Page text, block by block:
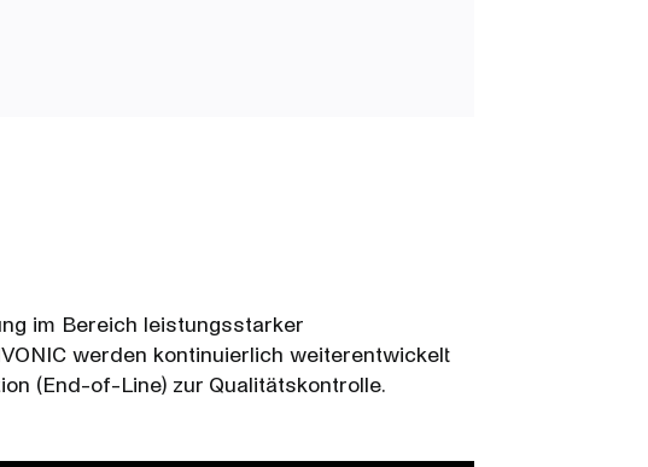
im Bereich leistungsstarker
werden kontinuierlich weiterentwickelt
(End-of-Line) zur Qualitätskontrolle.​